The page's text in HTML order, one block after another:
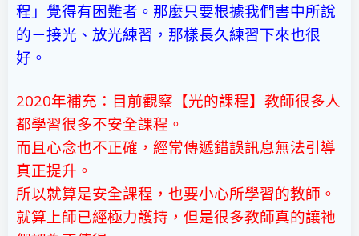
程」覺得有困難者。那麼只要根據我們書中所說
的－接光、放光練習，那樣長久練習下來也很
好。
2020年補充：目前觀察【光的課程】教師很多人
都學習很多不安全課程。
而且心念也不正確，經常傳遞錯誤訊息無法引導
真正提升。
所以就算是安全課程，也要小心所學習的教師。
就算上師已經極力護持，但是很多教師真的讓祂